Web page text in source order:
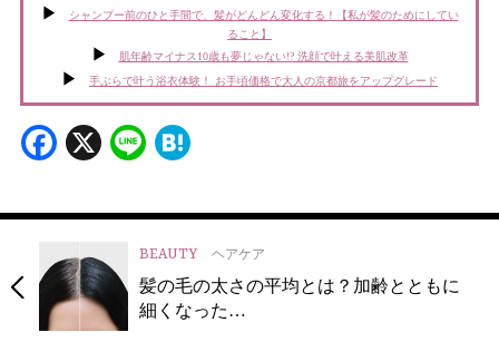
シャンプー前のひと手間で、髪がどんどん変化する！【私が髪のためにしてい
ること】
肌年齢マイナス10歳も夢じゃない!? 洗顔で叶える美肌改革
手ぶらで叶う浴衣体験！ お手頃価格で大人の京都旅をアップグレード
Facebook
X Line
BEAUTY ヘアケア
髪の毛の太さの平均とは？加齢とともに
細くなった…